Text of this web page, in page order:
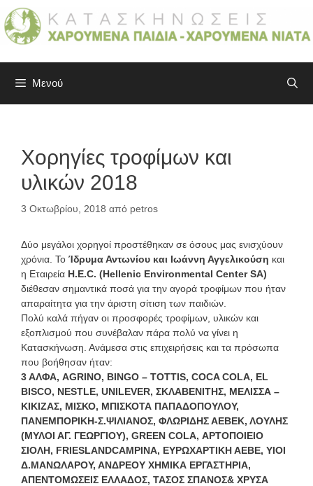
Μετάβαση
σε
περιεχόμενο
Μενού
Χορηγίες τροφίμων και
υλικών 2018
3 Οκτωβρίου, 2018 από petros
Δύο μεγάλοι χορηγοί προστέθηκαν σε όσους μας ενισχύουν
χρόνια. Το Ίδρυμα Αντωνίου και Ιωάννη Αγγελικούση και
η Εταιρεία H.E.C. (Hellenic Environmental Center SA)
διέθεσαν σημαντικά ποσά για την αγορά τροφίμων που ήταν
απαραίτητα για την άριστη σίτιση των παιδιών.
Πολύ καλά πήγαν οι προσφορές τροφίμων, υλικών και
εξοπλισμού που συνέβαλαν πάρα πολύ να γίνει η
Κατασκήνωση. Ανάμεσα στις επιχειρήσεις και τα πρόσωπα
που βοήθησαν ήταν:
3 ΑΛΦΑ, AGRINO, BINGO – TOTTIS, COCA COLA, EL
BISCO, NESTLE, UNILEVER, ΣΚΛΑΒΕΝΙΤΗΣ, ΜΕΛΙΣΣΑ –
ΚΙΚΙΖΑΣ, ΜΙΣΚΟ, ΜΠΙΣΚΟΤΑ ΠΑΠΑΔΟΠΟΥΛΟΥ,
ΠΑΝΕΜΠΟΡΙΚΗ-Σ.ΨΙΛΙΑΝΟΣ, ΦΛΩΡΙΔΗΣ ΑΕΒΕΚ, ΛΟΥΛΗΣ
(ΜΥΛΟΙ ΑΓ. ΓΕΩΡΓΙΟΥ), GREEN COLA, ΑΡΤΟΠΟΙΕΙΟ
ΣΙΟΛΗ, FRIESLANDCAMPINA, ΕΥΡΩΧΑΡΤΙΚΗ ΑΕΒΕ, ΥΙΟΙ
Δ.ΜΑΝΩΛΑΡΟΥ, ΑΝΔΡΕΟΥ ΧΗΜΙΚΑ ΕΡΓΑΣΤΗΡΙΑ,
ΑΠΕΝΤΟΜΩΣΕΙΣ ΕΛΛΑΔΟΣ, ΤΑΣΟΣ ΣΠΑΝΟΣ& ΧΡΥΣΑ